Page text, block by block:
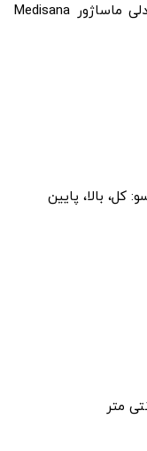
– ایجاد احساس خوب توسط روکش صندلی ماساژور Medisana